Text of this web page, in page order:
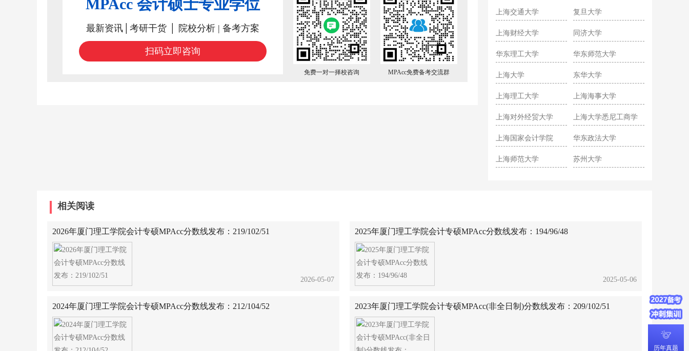
MPAcc 会计硕士专业学位
最新资讯│考研干货 │ 院校分析 | 备考方案
扫码立即咨询
免费一对一择校咨询 MPAcc免费备考交流群
上海交通大学 复旦大学
上海财经大学 同济大学
华东理工大学 华东师范大学
上海大学 东华大学
上海理工大学 上海海事大学
上海对外经贸大学
上海大学悉尼工商学
上海国家会计学院 华东政法大学
上海师范大学 苏州大学
相关阅读
2026年厦门理工学院会计专硕MPAcc分数线发布：219/102/51
2026-05-07
2025年厦门理工学院会计专硕MPAcc分数线发布：194/96/48
2025-05-06
2024年厦门理工学院会计专硕MPAcc分数线发布：212/104/52 2023年厦门理工学院会计专硕MPAcc(非全日制)分数线发布：209/102/51
历年真题